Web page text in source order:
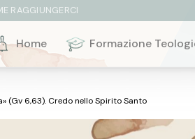
RAGGIUNGERCI
Home Formazione
(Gv 6,63). Credo nello Spirito Santo